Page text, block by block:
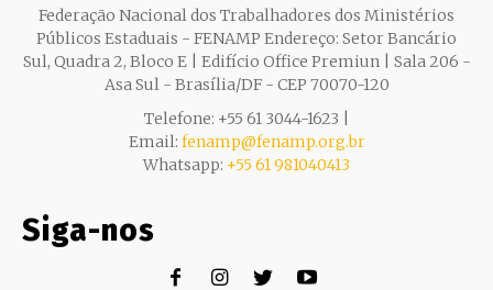
Federação Nacional dos Trabalhadores dos Ministérios
Públicos Estaduais - FENAMP Endereço: Setor Bancário
Sul, Quadra 2, Bloco E | Edifício Office Premiun | Sala 206 -
Asa Sul - Brasília/DF - CEP 70070-120
Telefone: +55 61 3044-1623 |
Email: fenamp@fenamp.org.br
Whatsapp: +55 61 981040413
Siga-nos